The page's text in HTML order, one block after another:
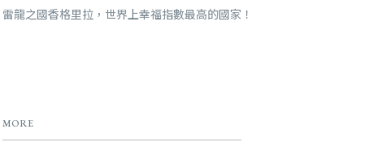
雷龍之國香格里拉，世界上幸福指數最高的國家！
MORE